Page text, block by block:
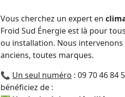
Vous cherchez un expert en
Froid Sud Énergie est là pour
ou installation. Nous
anciens, toutes marques.
📞 Un seul numéro : 09 70 46 84
bénéficiez de :